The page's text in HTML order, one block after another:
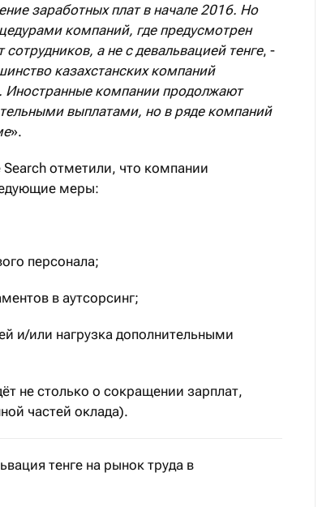
заработных плат в начале 2016. Но
компаний, где предусмотрен
а не с девальвацией тенге, -
казахстанских компаний
Иностранные компании продолжают
выплатами, но в ряде компаний
».
отметили, что компании
меры:
персонала;
в аутсорсинг;
и/или нагрузка дополнительными
не столько о сокращении зарплат,
частей оклада).
тенге на рынок труда в